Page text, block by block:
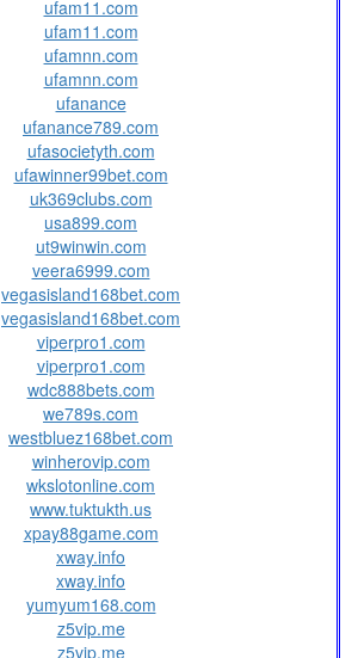
ufam11.com
ufam11.com
ufamnn.com
ufamnn.com
ufanance
ufanance789.com
ufasocietyth.com
ufawinner99bet.com
uk369clubs.com
usa899.com
ut9winwin.com
veera6999.com
vegasisland168bet.com
vegasisland168bet.com
viperpro1.com
viperpro1.com
wdc888bets.com
we789s.com
westbluez168bet.com
winherovip.com
wkslotonline.com
www.tuktukth.us
xpay88game.com
xway.info
xway.info
yumyum168.com
z5vip.me
z5vip.me